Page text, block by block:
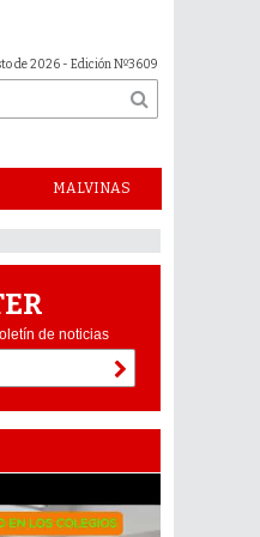
de 2026 - Edición Nº3609
MALVINAS
de noticias